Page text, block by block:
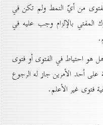
من أيّ النمط ولم تكن في
بالإلزام وجب عليه في
هو احتياط في الفتوى أو فتوى
على أحد الأمرين جاز له الرجوع
فتوى غير الأعلم.